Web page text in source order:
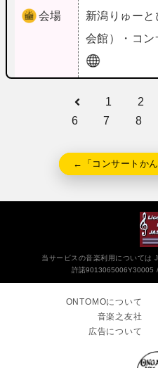
会場 新潟 りゅー
会館）・コ
1 2
6
7 8
←「コンサートか
当サービスの音楽利用については
許諾9013065006Y30005
ONTOMOについて
音楽之友社
広告について